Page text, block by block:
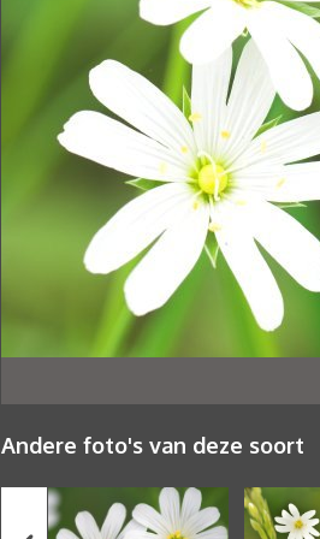
Andere foto's van deze soort